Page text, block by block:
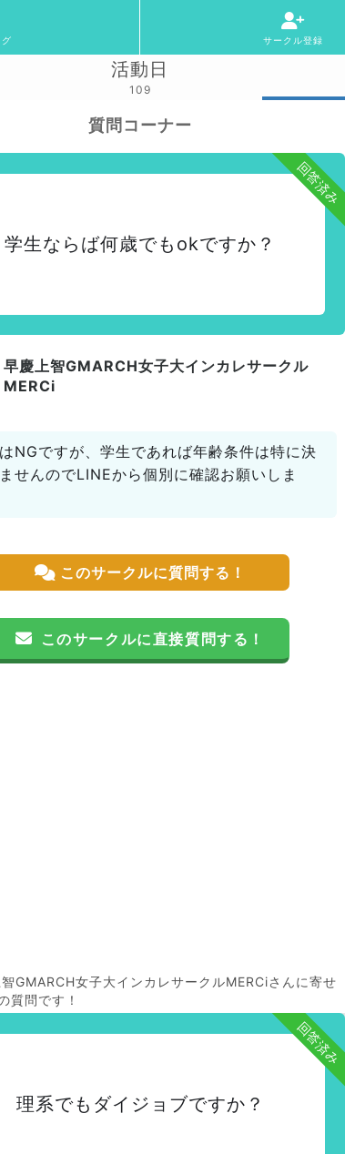
サークル登録
活動日
109
質問コーナー
回答済み
学生ならば何歳でもokですか？
早慶上智GMARCH女子大インカレサークル
MERCi
NGですが、学生であれば年齢条件は特に決
せんのでLINEから個別に確認お願いしま
このサークルに質問する！
このサークルに直接質問する！
GMARCH女子大インカレサークルMERCiさんに寄せ
質問です！
回答済み
理系でもダイジョブですか？